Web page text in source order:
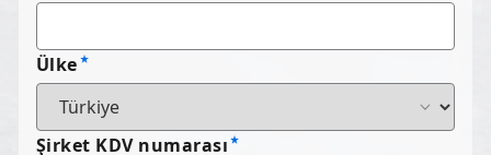
Ülke
Şirket KDV numarası